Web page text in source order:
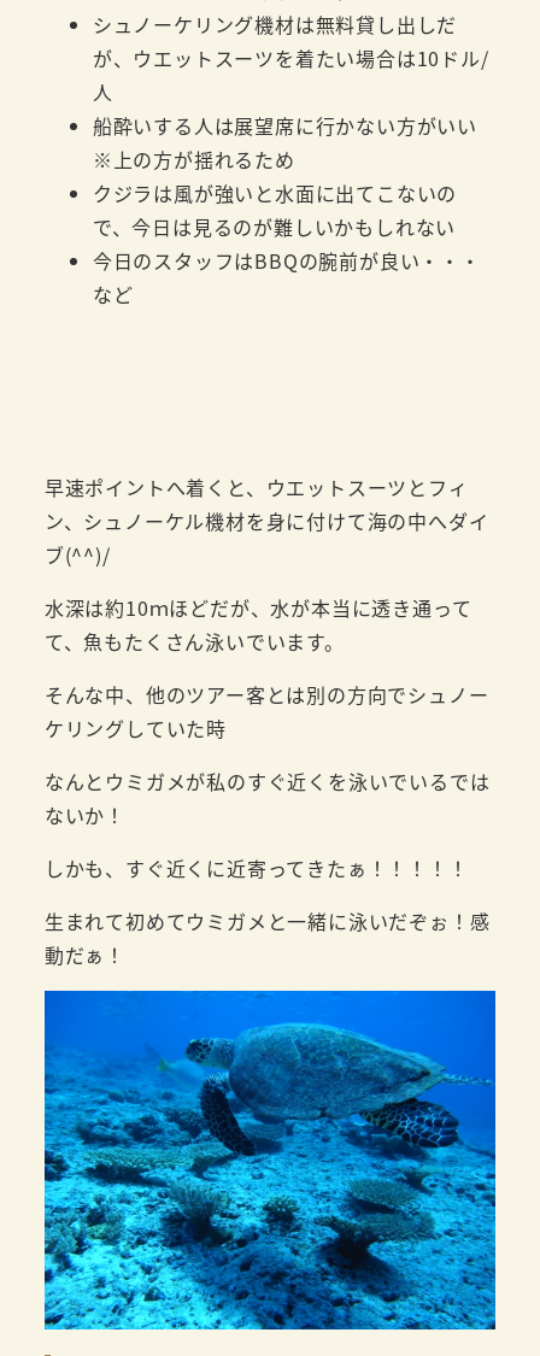
シュノーケリング機材は無料貸し出しだ
が、ウエットスーツを着たい場合は10ドル/
人
船酔いする人は展望席に行かない方がいい
※上の方が揺れるため
クジラは風が強いと水面に出てこないの
で、今日は見るのが難しいかもしれない
今日のスタッフはBBQの腕前が良い・・・
など
早速ポイントへ着くと、ウエットスーツとフィ
ン、シュノーケル機材を身に付けて海の中へダイ
ブ(^^)/
水深は約10ｍほどだが、水が本当に透き通って
て、魚もたくさん泳いでいます。
そんな中、他のツアー客とは別の方向でシュノー
ケリングしていた時
なんとウミガメが私のすぐ近くを泳いでいるでは
ないか！
しかも、すぐ近くに近寄ってきたぁ！！！！！
生まれて初めてウミガメと一緒に泳いだぞぉ！感
動だぁ！